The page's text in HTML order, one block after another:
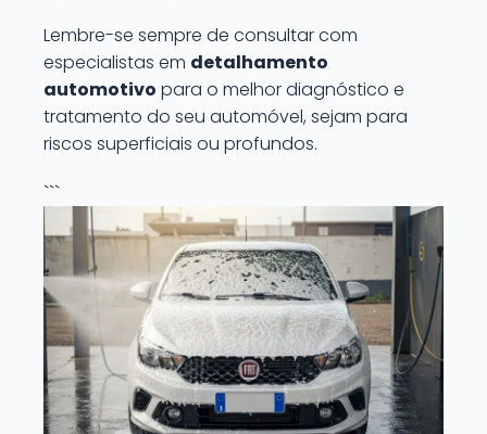
Lembre-se sempre de consultar com
especialistas em detalhamento
automotivo para o melhor diagnóstico e
tratamento do seu automóvel, sejam para
riscos superficiais ou profundos.
```